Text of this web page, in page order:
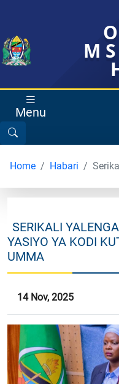
Menu
Home Habari
SERIKALI
YASIYO YA KODI
UMMA
14 Nov, 2025